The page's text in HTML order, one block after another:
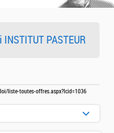
PASTEUR
liste-toutes-offres.aspx?lcid=1036